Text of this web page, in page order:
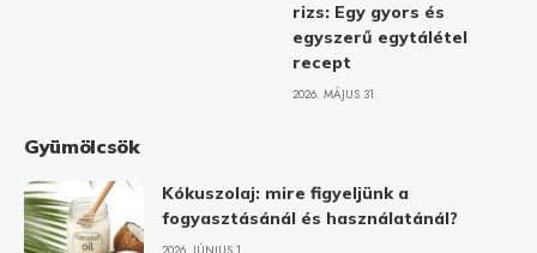
rizs: Egy gyors és
egyszerű egytálétel
recept
2026. MÁJUS 31.
Gyümölcsök
Kókuszolaj: mire figyeljünk a
fogyasztásánál és használatánál?